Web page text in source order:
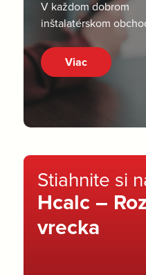
V každom dobrom
inštalatérskom
Viac
Stiahnite si
Hcalc –
vrecka